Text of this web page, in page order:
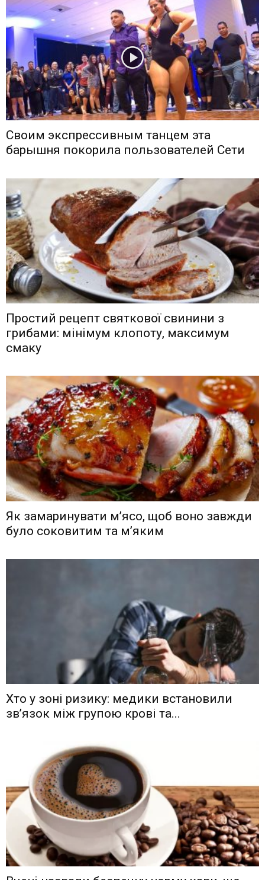
Своим экспрессивным танцем эта
барышня покорила пользователей Сети
Простий рецепт святкової свинини з
грибами: мінімум клопоту, максимум
смаку
Як замаринувати м’ясо, щоб воно завжди
було соковитим та м’яким
Хто у зоні ризику: медики встановили
зв’язок між групою крові та...